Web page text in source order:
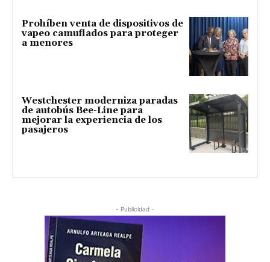
Prohíben venta de dispositivos de
vapeo camuflados para proteger
a menores
Westchester moderniza paradas
de autobús Bee-Line para
mejorar la experiencia de los
pasajeros
- Publicidad -